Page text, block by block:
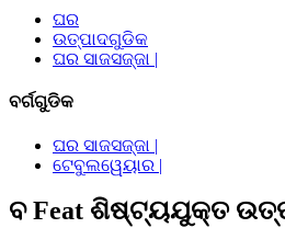
ଘର
ଉତ୍ପାଦଗୁଡିକ
ଘର ସାଜସଜ୍ଜା |
ବର୍ଗଗୁଡିକ
ଘର ସାଜସଜ୍ଜା |
ଟେବୁଲୱେୟାର |
ବ Feat ଶିଷ୍ଟ୍ୟଯୁକ୍ତ